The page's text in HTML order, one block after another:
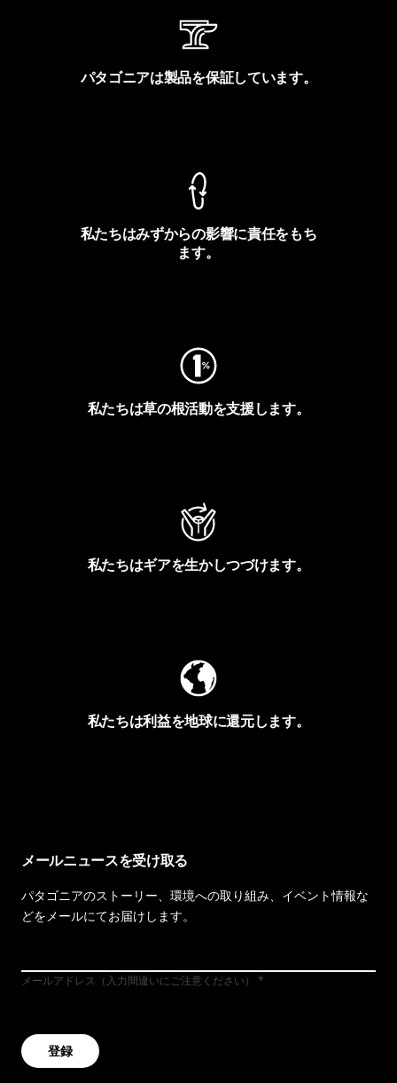
パタゴニアは製品を保証しています。
私たちはみずからの影響に責任をもち
ます。
私たちは草の根活動を支援します。
私たちはギアを生かしつづけます。
私たちは利益を地球に還元します。
メールニュースを受け取る
パタゴニアのストーリー、環境への取り組み、イベント情報な
どをメールにてお届けします。
メールアドレス（入力間違いにご注意ください）
登録